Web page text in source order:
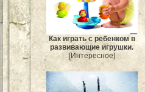
Как играть с ребенком в
развивающие игрушки.
[Интересное]